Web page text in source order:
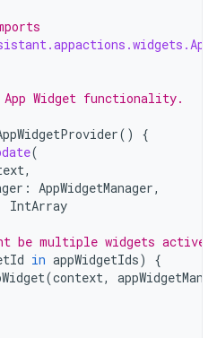
Widget functionality.
()
{
(
,
: AppWidgetManager,
IntArray
be multiple widgets
in appWidgetIds)
{
(context,